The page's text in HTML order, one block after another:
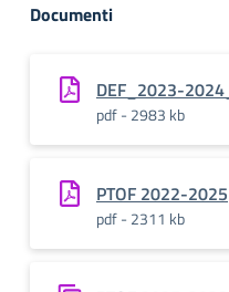
Documenti
DEF_2023-
pdf - 2983 kb
PTOF 2022-2025
pdf - 2311 kb